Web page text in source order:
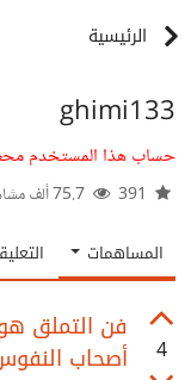
الرئيسية
ghimi133
حساب هذا المستخدم
المساهمات
4
فن التملق هو
أصحاب